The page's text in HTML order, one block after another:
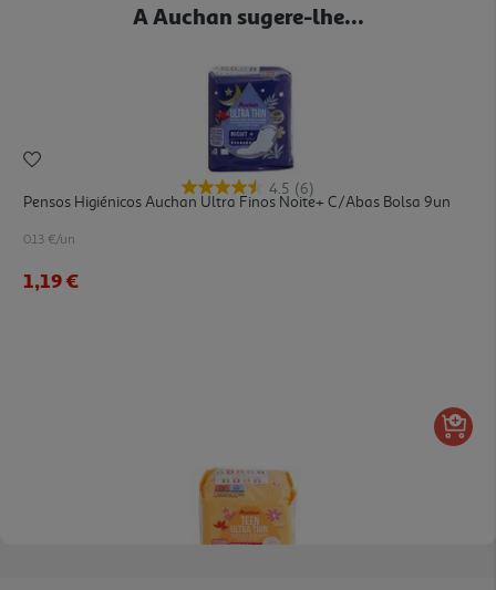
A Auchan sugere-lhe...
4.5 (6)
Pensos Higiénicos Auchan Ultra Finos Noite+ C/abas Bolsa 9un
0.13 €/un
1,19 €